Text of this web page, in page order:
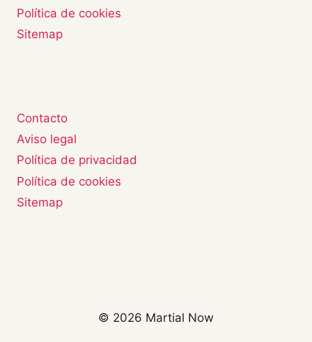
Política de cookies
Sitemap
Contacto
Aviso legal
Política de privacidad
Política de cookies
Sitemap
© 2026 Martial Now